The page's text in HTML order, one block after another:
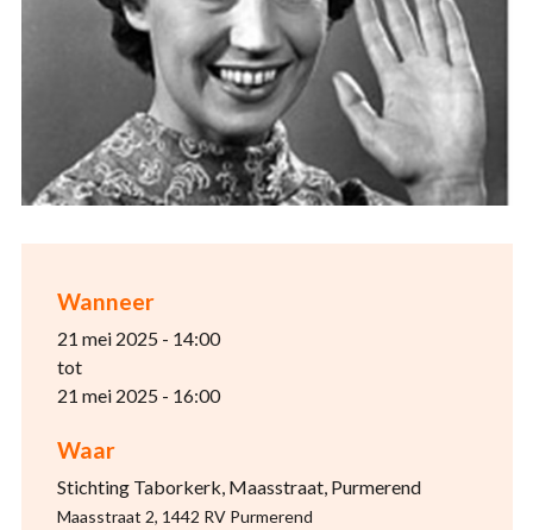
Wanneer
21 mei 2025 - 14:00
tot
21 mei 2025 - 16:00
Waar
Stichting Taborkerk, Maasstraat, Purmerend
Maasstraat 2, 1442 RV Purmerend